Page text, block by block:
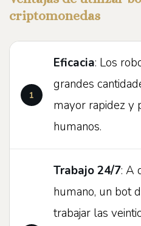
criptomonedas
Eficacia: Los
grandes
mayor rapidez y
humanos.
Trabajo 24/7: A
humano, un bot
trabajar las